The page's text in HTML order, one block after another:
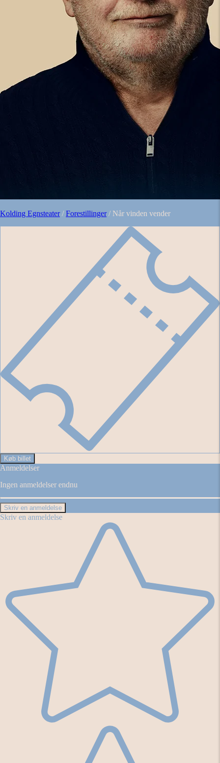
Kolding Egnsteater/Forestillinger/Når vinden vender
Køb billet
Anmeldelser
Ingen anmeldelser endnu
Skriv en anmeldelse
Skriv en anmeldelse